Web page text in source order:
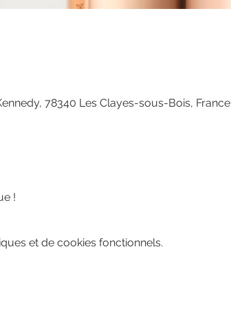
78340 Les Clayes-sous-Bois, France
!
et de cookies fonctionnels.